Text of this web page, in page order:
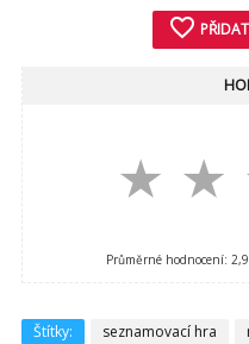
favorite_border
★
★
Průměrné hodnocení: 2,9
Štítky: seznamovací hra